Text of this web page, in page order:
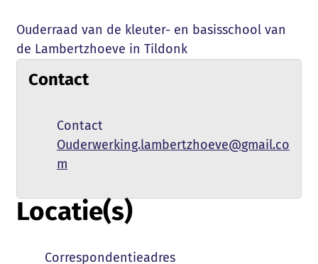
Ouderraad van de kleuter- en basisschool van
de Lambertzhoeve in Tildonk
Contact
NaamContact
E-mailOuderwerking.lambertzhoeve@gmail.co
m
Locatie(s)
NaamCorrespondentieadres